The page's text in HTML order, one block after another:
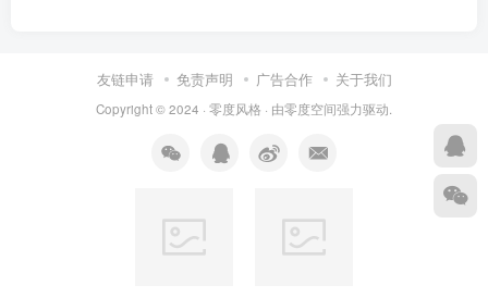
友链申请 免责声明 广告合作 关于我们
Copyright © 2024 · 零度风格 · 由零度空间强力驱动.